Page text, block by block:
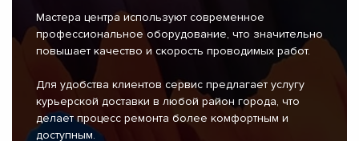
Мастера центра используют современное
профессиональное оборудование, что значительно
повышает качество и скорость проводимых работ.
Для удобства клиентов сервис предлагает услугу
курьерской доставки в любой район города, что
делает процесс ремонта более комфортным и
доступным.